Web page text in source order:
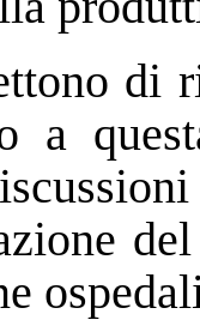
di
a